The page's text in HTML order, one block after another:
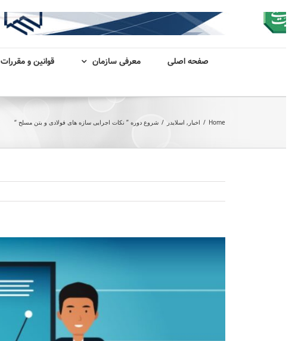
صفحه اصلی معرفی سازمان قوانین و مقررات
Home
/ اخبار , اسلایدر / شروع دوره ” نکات اجرایی سازه های فولادی و بتن مسلح “